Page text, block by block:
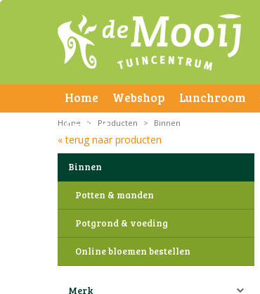
Home Webshop Lunchroom
Contact
Home > Producten > Binnen
« terug naar producten
Binnen
Potten & manden
Potgrond & voeding
Online bloemen bestellen
Merk